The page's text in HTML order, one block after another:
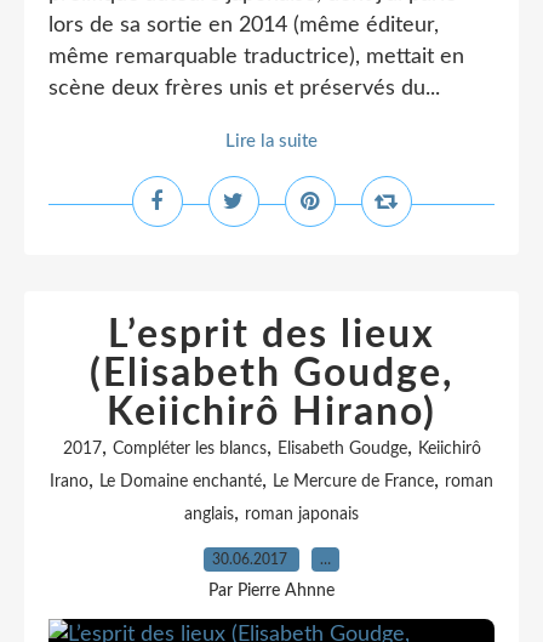
lors de sa sortie en 2014 (même éditeur,
même remarquable traductrice), mettait en
scène deux frères unis et préservés du...
Lire la suite
L’esprit des lieux
(Elisabeth Goudge,
Keiichirô Hirano)
2017, Compléter les blancs, Elisabeth Goudge, Keiichirô
Irano, Le Domaine enchanté, Le Mercure de France, roman
anglais, roman japonais
30.06.2017 …
Par Pierre Ahnne